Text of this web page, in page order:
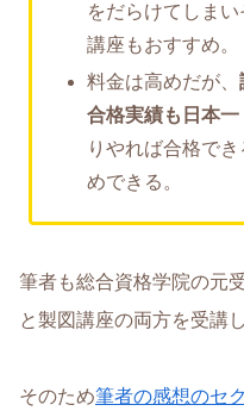
をだらけてしま
講座もおすすめ。
料金は高めだが、
合格実績も日本一
りやれば合格で
めできる。
筆者も総合資格学院の元
と製図講座の両方を受講
そのため筆者の感想のセ